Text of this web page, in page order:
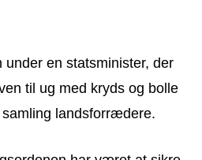
under en statsminister, der
til ug med kryds og bolle
landsforrædere.